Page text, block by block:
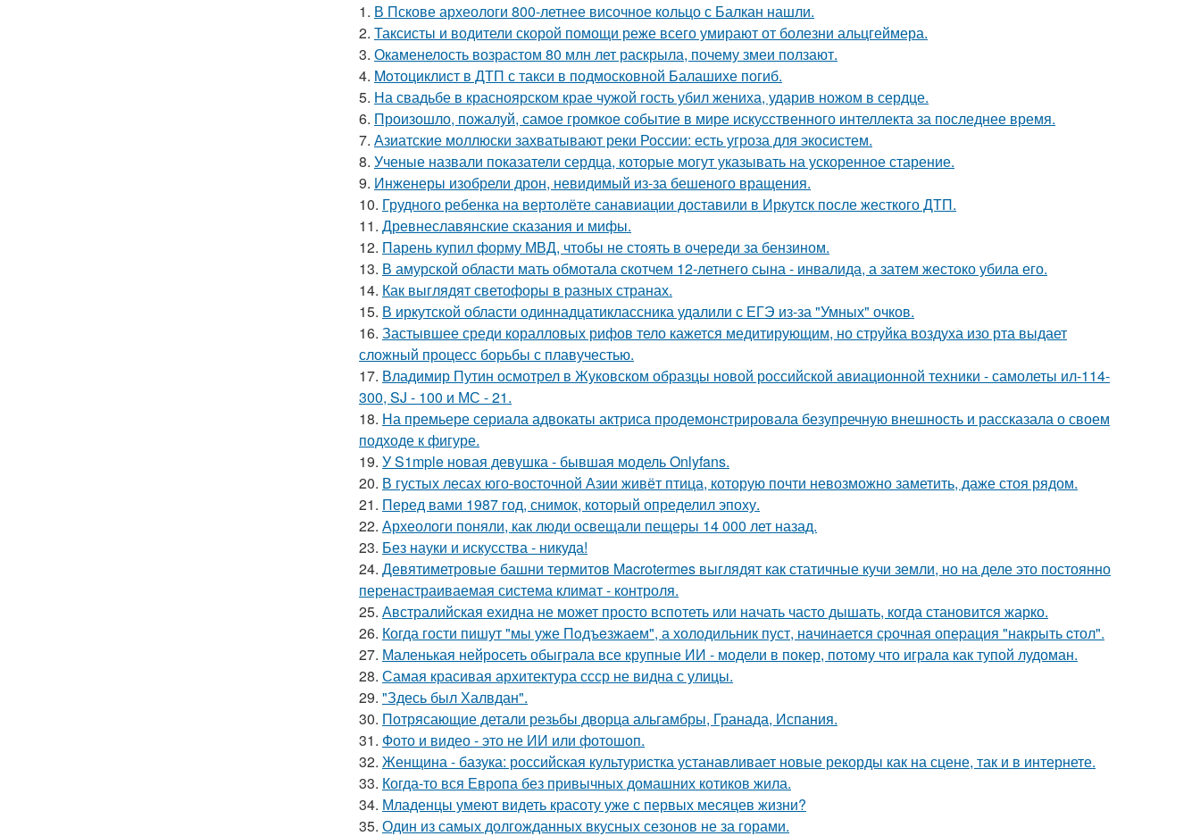
1. В Пскове археологи 800-летнее височное кольцо с Балкан нашли.
2. Таксисты и водители скорой помощи реже всего умирают от болезни альцгеймера.
3. Окаменелость возрастом 80 млн лет раскрыла, почему змеи ползают.
4. Moтоциклист в ДТП с такси в подмосковной Балашихе погиб.
5. На свадьбе в красноярском крае чужой гость убил жениха, ударив ножом в сердце.
6. Произошло, пожалуй, самое громкое событие в мире искусственного интеллекта за последнее время.
7. Азиатские моллюски захватывают реки России: есть угроза для экосистем.
8. Ученые назвали показатели сердца, которые могут указывать на ускоренное старение.
9. Инженеры изобрели дрон, невидимый из-за бешеного вращения.
10. Грудного ребенка на вертолёте санавиации доставили в Иркутск после жесткого ДТП.
11. Древнеславянские сказания и мифы.
12. Парень купил форму МВД, чтобы не стоять в очереди за бензином.
13. В амурской области мать обмотала скотчем 12-летнего сына - инвалида, а затем жестоко убила его.
14. Как выглядят светофоры в разных странах.
15. В иркутской области одиннадцатиклассника удалили с ЕГЭ из-за "Умных" очков.
16. Застывшее среди коралловых рифов тело кажется медитирующим, но струйка воздуха изо рта выдает
сложный процесс борьбы с плавучестью.
17. Владимир Путин осмотрел в Жуковском образцы новой российской авиационной техники - самолеты ил-114-
300, SJ - 100 и МС - 21.
18. На премьере сериала адвокаты актриса продемонстрировала безупречную внешность и рассказала о своем
подходе к фигуре.
19. У S1mple новая девушка - бывшая модель Onlyfans.
20. В густых лесах юго-восточной Азии живёт птица, которую почти невозможно заметить, даже стоя рядом.
21. Перед вами 1987 год, снимок, который определил эпоху.
22. Археологи поняли, как люди освещали пещеры 14 000 лет назад.
23. Без науки и искусства - никуда!
24. Девятиметровые башни термитов Macrotermes выглядят как статичные кучи земли, но на деле это постоянно
перенастраиваемая система климат - контроля.
25. Австралийская ехидна не может просто вспотеть или начать часто дышать, когда становится жарко.
26. Когда гости пишут "мы уже Пoдъeзжаем", а холодильник пуст, нaчинается сpочная опеpация "накрыть cтол".
27. Маленькая нейросеть обыграла все крупные ИИ - модели в покер, потому что играла как тупой лудоман.
28. Самая красивая архитектура ссср не видна с улицы.
29. "Здесь был Халвдан".
30. Потрясающие детали резьбы дворца альгамбры, Гранада, Испания.
31. Фото и видео - это не ИИ или фотошоп.
32. Женщина - базука: российская культуристка устанавливает новые рекорды как на сцене, так и в интернете.
33. Когда-то вся Европа без привычных домашних котиков жила.
34. Младенцы умеют видеть красоту уже с первых месяцев жизни?
35. Один из самых долгожданных вкусных сезонов не за горами.